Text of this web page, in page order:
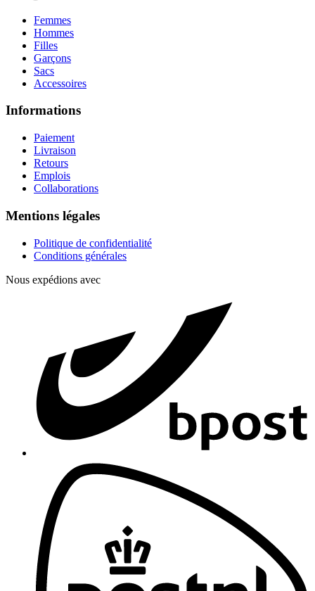
Femmes
Hommes
Filles
Garçons
Sacs
Accessoires
Informations
Paiement
Livraison
Retours
Emplois
Collaborations
Mentions légales
Politique de confidentialité
Conditions générales
Nous expédions avec